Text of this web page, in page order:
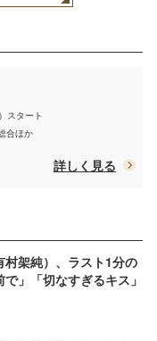
スタート
合ほか
詳しく見る
村架純）、ラスト1分の
」「切なすぎるキス」